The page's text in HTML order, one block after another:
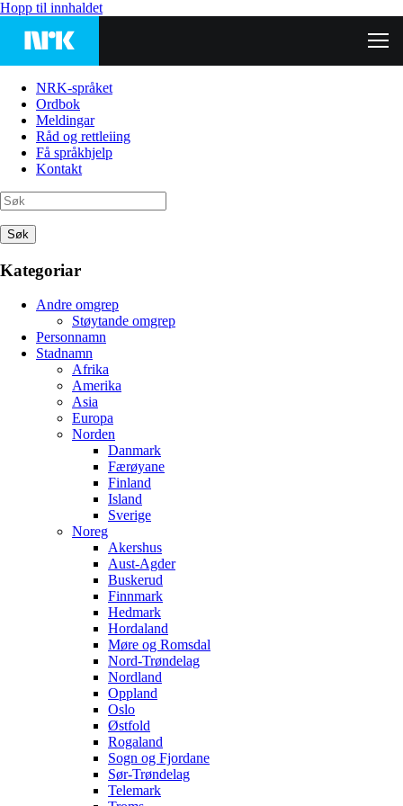
Hopp til innhaldet
NRK-språket
Ordbok
Meldingar
Råd og rettleiing
Få språkhjelp
Kontakt
Søk
Kategoriar
Andre omgrep
Støytande omgrep
Personnamn
Stadnamn
Afrika
Amerika
Asia
Europa
Norden
Danmark
Færøyane
Finland
Island
Sverige
Noreg
Akershus
Aust-Agder
Buskerud
Finnmark
Hedmark
Hordaland
Møre og Romsdal
Nord-Trøndelag
Nordland
Oppland
Oslo
Østfold
Rogaland
Sogn og Fjordane
Sør-Trøndelag
Telemark